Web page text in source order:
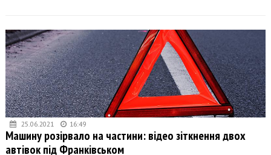
25.06.2021 16:49
Машину розірвало на частини: відео зіткнення двох
автівок під Франківськом